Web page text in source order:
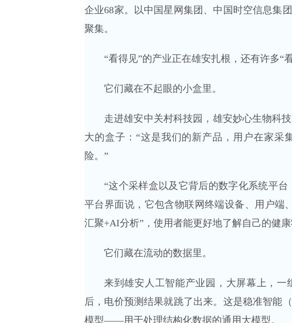
企业68家。以中国星网集团、中国时空信息集
聚集。
“看得见”的产业正在雄安扎根，还有许多“
它们藏在不起眼的小盒里。
走进雄安中关村科技园，雄安妙心生物科
大的盒子：“这是我们的新产品，用户在家采
险。”
“这个采样盒以及它背后的数字化系统平
平台界面说，它包含物联网终端设备、用户端
汇聚+AI分析”，使用者能更好地了解自己的健康
它们藏在流动的数据里。
来到雄安人工智能产业园，大屏幕上，
后，电价预测结果就跳了出来。这是稳准智能
模型——用于处理结构化数据的通用大模型。